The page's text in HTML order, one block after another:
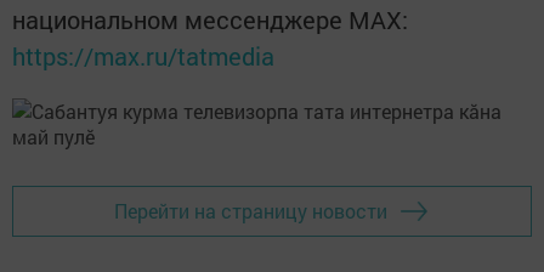
национальном мессенджере MАХ:
https://max.ru/tatmedia
Перейти на страницу новости